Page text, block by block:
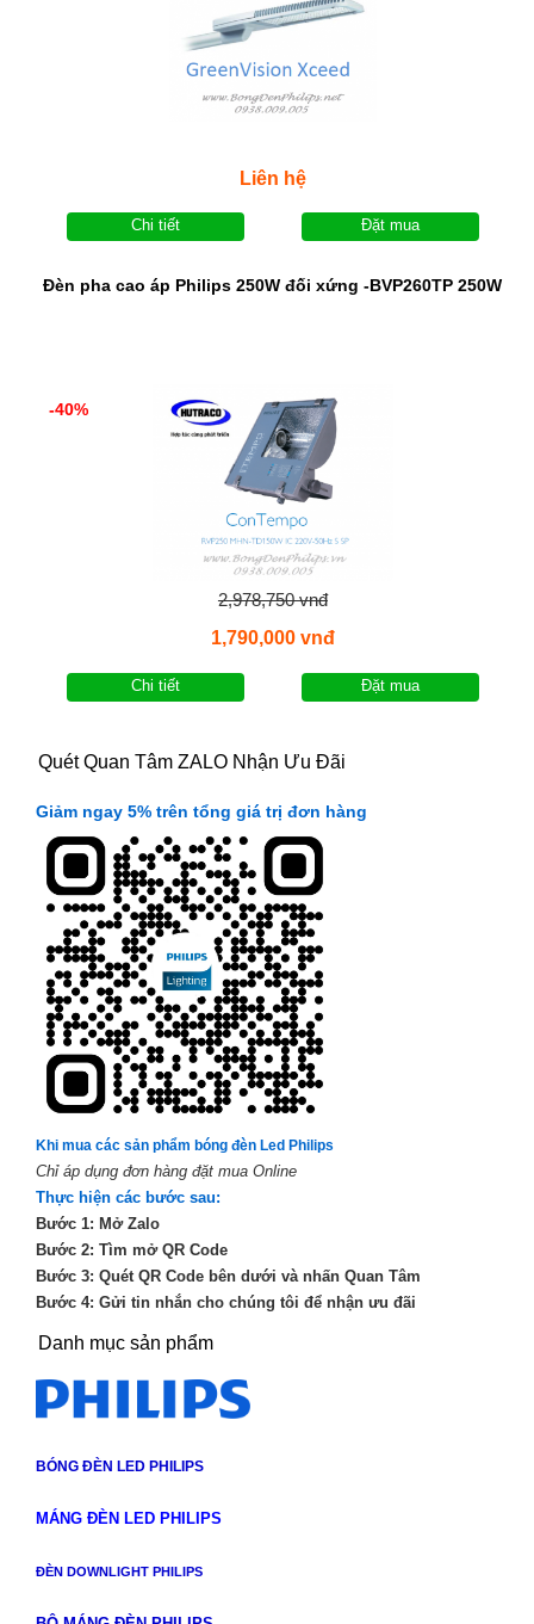
Liên hệ
Chi tiết Đặt mua
Đèn pha cao áp Philips 250W đối xứng -BVP260TP 250W
-40%
2,978,750 vnđ
1,790,000 vnđ
Chi tiết Đặt mua
Quét Quan Tâm ZALO Nhận Ưu Đãi
Giảm ngay 5% trên tổng giá trị đơn hàng
Khi mua các sản phẩm bóng đèn Led Philips
Chỉ áp dụng đơn hàng đặt mua Online
Thực hiện các bước sau:
Bước 1: Mở Zalo
Bước 2: Tìm mở QR Code
Bước 3: Quét QR Code bên dưới và nhấn Quan Tâm
Bước 4: Gửi tin nhắn cho chúng tôi để nhận ưu đãi
Danh mục sản phẩm
BÓNG ĐÈN LED PHILIPS
MÁNG ĐÈN LED PHILIPS
ĐÈN DOWNLIGHT PHILIPS